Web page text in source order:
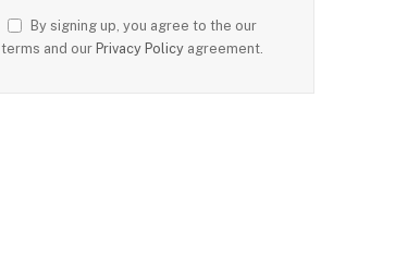
By signing up, you agree to the our
terms and our Privacy Policyagreement.